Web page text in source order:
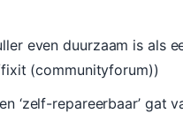
even duurzaam is als
(communityforum))
‘zelf-repareerbaar’